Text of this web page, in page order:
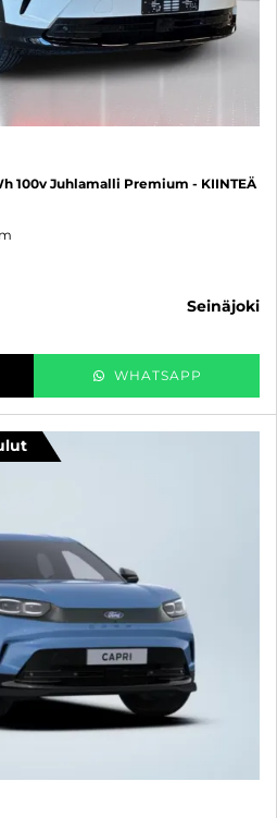
100v Juhlamalli Premium - KIINTEÄ
seinäjoki
WHATSAPP